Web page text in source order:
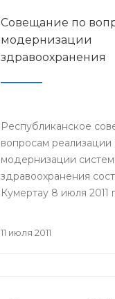
Совещание по
модернизации
здравоохранения
Республиканское
вопросам
модернизации
здравоохранения
Кумертау 8 июля 2011
11 июля 2011